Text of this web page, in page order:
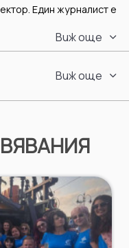
Виж още
Един журналист е
забрава и отишли си
той се опитва
Виж още